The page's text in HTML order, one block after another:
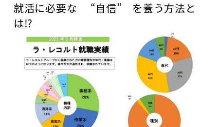
就活に必要な “自信” を養う方法と
は⁉️